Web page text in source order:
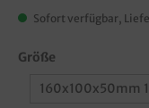
Sofort verfügbar,
Größe
160x100x50mm